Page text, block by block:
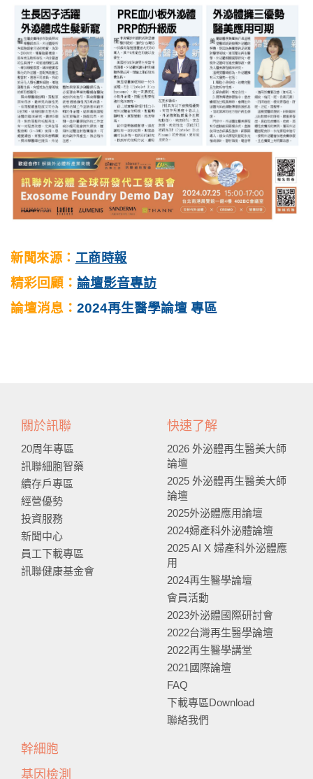
新聞來源： 工商時報
精彩回顧： 論壇影音專訪
論壇消息： 2024再生醫學論壇 專區
關於訊聯
20周年專區
訊聯細胞智藥
續存戶專區
經營優勢
投資服務
新聞中心
員工下載專區
訊聯健康基金會
快速了解
2026 外泌體再生醫美大師
論壇
2025 外泌體再生醫美大師
論壇
2025外泌體應用論壇
2024婦產科外泌體論壇
2025 AI X 婦產科外泌體應
用
2024再生醫學論壇
會員活動
2023外泌體國際研討會
2022台灣再生醫學論壇
2022再生醫學講堂
2021國際論壇
FAQ
下載專區Download
聯絡我們
幹細胞
基因檢測